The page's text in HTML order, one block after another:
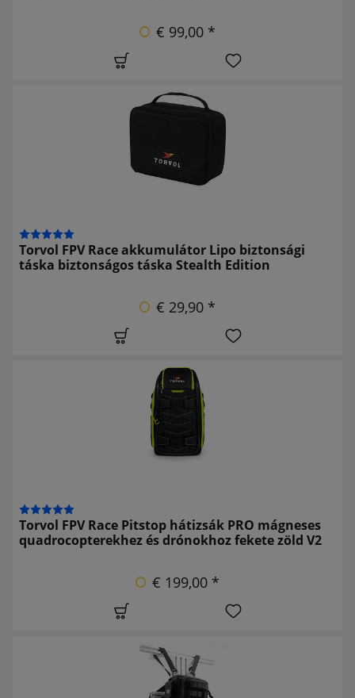
€ 99,00 *
Torvol FPV Race akkumulátor Lipo biztonsági
táska biztonságos táska Stealth Edition
€ 29,90 *
Torvol FPV Race Pitstop hátizsák PRO mágneses
quadrocopterekhez és drónokhoz fekete zöld V2
€ 199,00 *